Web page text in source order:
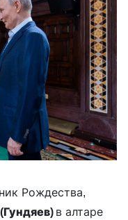
Рождества,
в алтаре